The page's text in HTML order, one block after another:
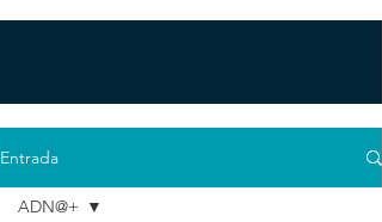
Entrada
ADN@+